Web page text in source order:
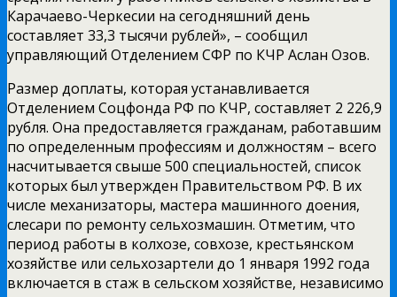
Карачаево-Черкесии на сегодняшний день
составляет 33,3 тысячи рублей», – сообщил
управляющий Отделением СФР по КЧР Аслан Озов.
Размер доплаты, которая устанавливается
Отделением Соцфонда РФ по КЧР, составляет 2 226,9
рубля. Она предоставляется гражданам, работавшим
по определенным профессиям и должностям – всего
насчитывается свыше 500 специальностей, список
которых был утвержден Правительством РФ. В их
числе механизаторы, мастера машинного доения,
слесари по ремонту сельхозмашин. Отметим, что
период работы в колхозе, совхозе, крестьянском
хозяйстве или сельхозартели до 1 января 1992 года
включается в стаж в сельском хозяйстве, независимо